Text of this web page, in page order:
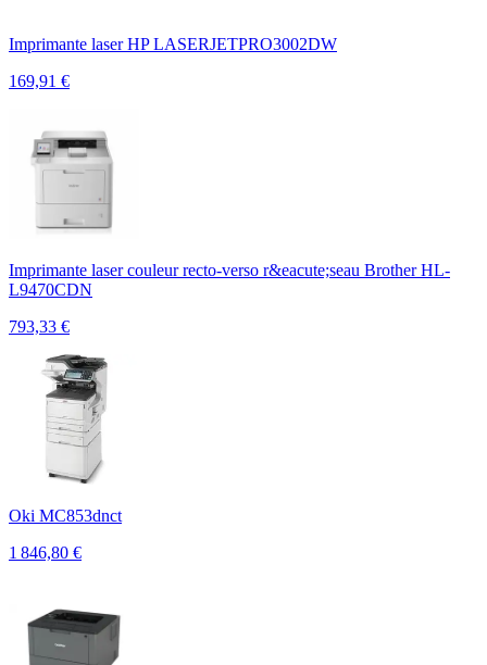
Imprimante laser HP LASERJETPRO3002DW
169,91 €
Imprimante laser couleur recto-verso r&eacute;seau Brother HL-
L9470CDN
793,33 €
Oki MC853dnct
1 846,80 €